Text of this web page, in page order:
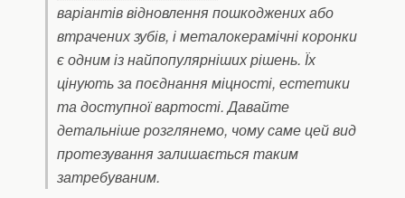
варіантів відновлення пошкоджених або
втрачених зубів, і металокерамічні коронки
є одним із найпопулярніших рішень. Їх
цінують за поєднання міцності, естетики
та доступної вартості. Давайте
детальніше розглянемо, чому саме цей вид
протезування залишається таким
затребуваним.